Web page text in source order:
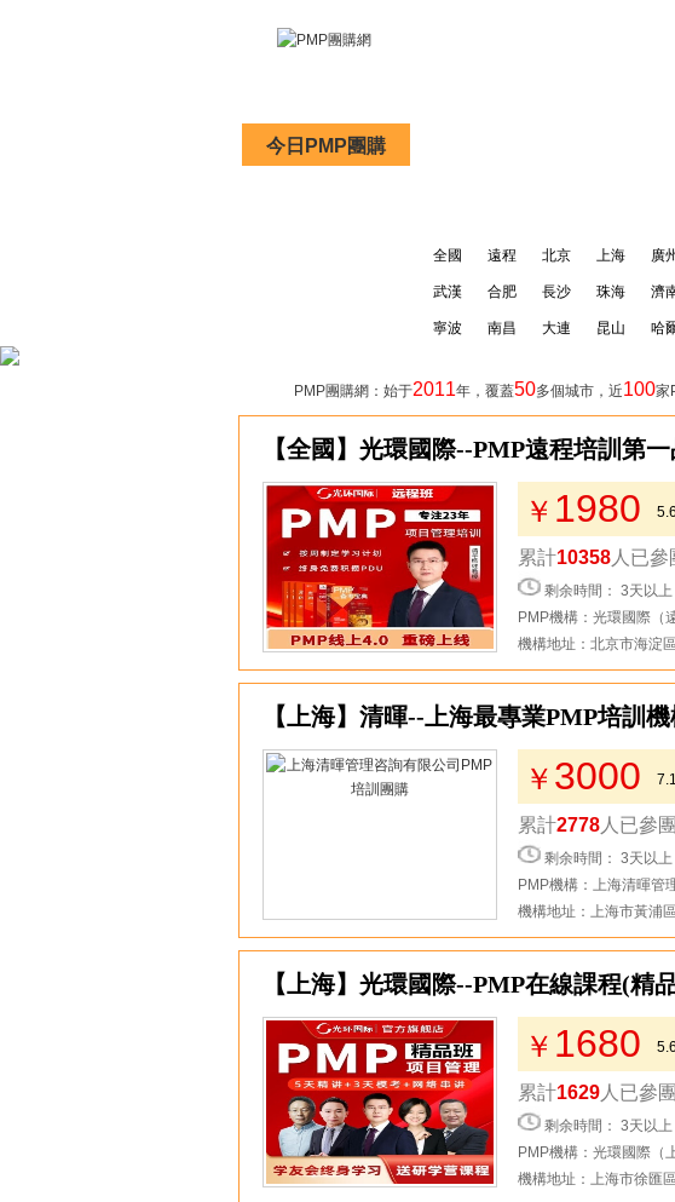
今日PMP團購
全國 遠程 北京 上海 廣
武漢 合肥 長沙 珠海 濟
寧波 南昌 大連 昆山 哈
PMP團購網：始于2011年，覆蓋50多個城市，近100家
1
【全國】光環國際--PMP遠程培訓第
￥ 1980
累計10358 人已
剩余時間： 3天以上
PMP機構：光環國際（
機構地址：北京市海淀
2
【上海】清暉--上海最專業PMP培訓機
￥ 3000
累計2778 人已參
剩余時間： 3天以上
PMP機構：上海清暉管
機構地址：上海市黃浦
3
【上海】光環國際--PMP在線課程(精
￥ 1680
累計1629 人已參
剩余時間： 3天以上
PMP機構：光環國際（
機構地址：上海市徐匯